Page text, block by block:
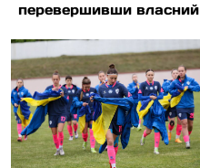
перевершивши власний